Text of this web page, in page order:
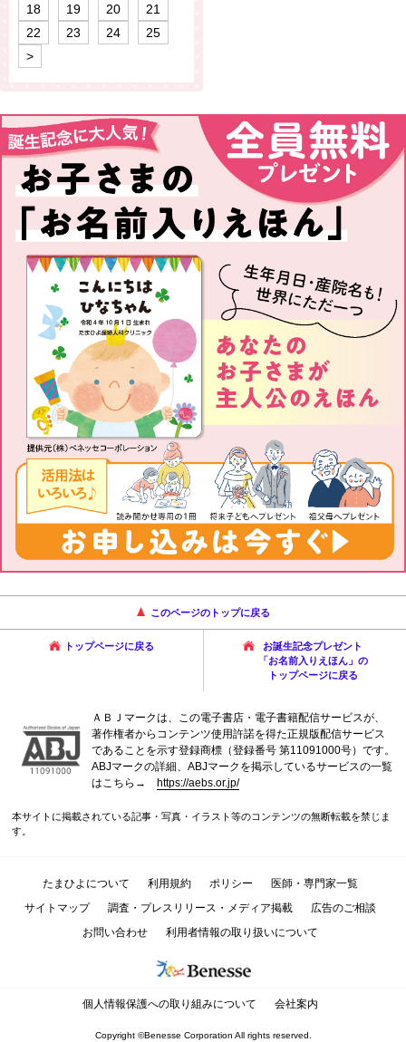
18
19 20
21
22
23 24
25
>
このページのトップに戻る
トップページに戻る
お誕生記念プレゼント
「お名前入りえほん」の
トップページに戻る
ＡＢＪマークは、この電子書店・電子書籍配信サービスが、
著作権者からコンテンツ使用許諾を得た正規版配信サービス
であることを示す登録商標（登録番号 第11091000号）です。
ABJマークの詳細、ABJマークを掲示しているサービスの一覧
はこちら→ https://aebs.or.jp/
本サイトに掲載されている記事・写真・イラスト等のコンテンツの無断転載を禁じま
す。
たまひよについて 利用規約 ポリシー
医師・専門家一覧
サイトマップ
調査・プレスリリース・メディア掲載
広告のご相談
お問い合わせ
利用者情報の取り扱いについて
個人情報保護への取り組みについて 会社案内
Copyright ©Benesse Corporation All rights reserved.